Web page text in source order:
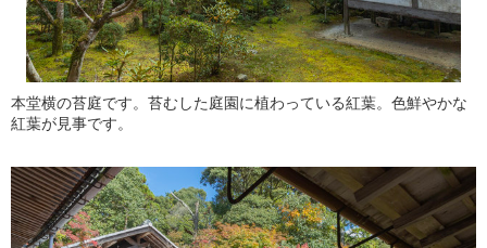
本堂横の苔庭です。苔むした庭園に植わっている紅葉。色鮮やかな
紅葉が見事です。